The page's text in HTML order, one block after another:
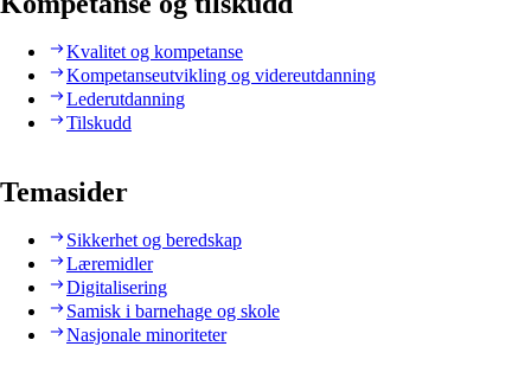
Kvalitet og kompetanse
Kompetanseutvikling og videreutdanning
Lederutdanning
Tilskudd
Temasider
Sikkerhet og beredskap
Læremidler
Digitalisering
Samisk i barnehage og skole
Nasjonale minoriteter